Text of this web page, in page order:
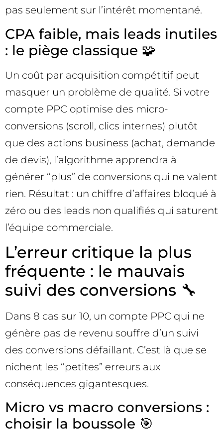
pas seulement sur l’intérêt momentané.
CPA faible, mais leads inutiles
: le piège classique 🧩
Un coût par acquisition compétitif peut
masquer un problème de qualité. Si votre
compte PPC optimise des micro-
conversions (scroll, clics internes) plutôt
que des actions business (achat, demande
de devis), l’algorithme apprendra à
générer “plus” de conversions qui ne valent
rien. Résultat : un chiffre d’affaires bloqué à
zéro ou des leads non qualifiés qui saturent
l’équipe commerciale.
L’erreur critique la plus
fréquente : le mauvais
suivi des conversions 🔧
Dans 8 cas sur 10, un compte PPC qui ne
génère pas de revenu souffre d’un suivi
des conversions défaillant. C’est là que se
nichent les “petites” erreurs aux
conséquences gigantesques.
Micro vs macro conversions :
choisir la boussole 🎯